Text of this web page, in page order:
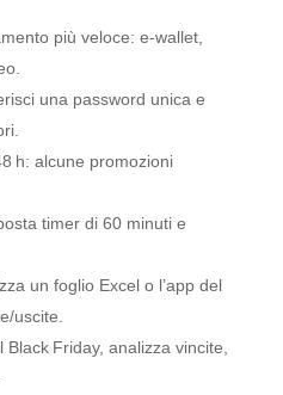
più veloce: e‑wallet,
una password unica e
h: alcune promozioni
timer di 60 minuti e
un foglio Excel o l’app del
uscite.
Friday, analizza vincite,